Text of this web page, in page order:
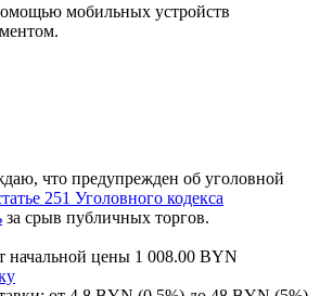
мобильных устройств
что предупрежден об уголовной
251 Уголовного кодекса
за срыв публичных торгов.
начальной цены 1 008.00 BYN